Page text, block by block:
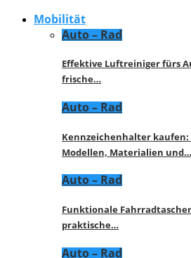
Mobilität
Auto – Rad
Effektive Luftreiniger fürs
frische…
Auto – Rad
Kennzeichenhalter kaufen:
Modellen, Materialien und…
Auto – Rad
Funktionale
praktische…
Auto – Rad